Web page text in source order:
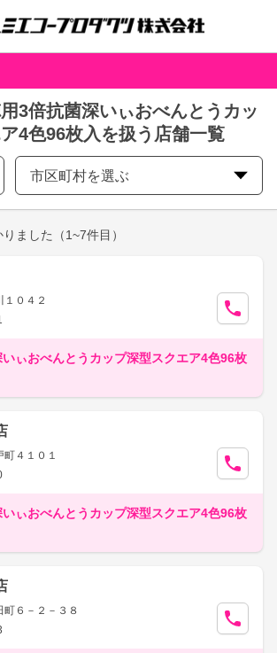
3倍抗菌深いぃおべんとうカッ
4色96枚入を扱う店舗一覧
市区町村を選ぶ
ました （1~7件目）
０４２
ぃおべんとうカップ深型スクエア4色96枚
４１０１
ぃおべんとうカップ深型スクエア4色96枚
６－２－３８